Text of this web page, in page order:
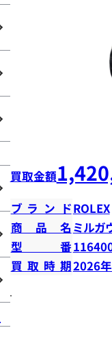
買取金額
ブランドROLEX
商品名 ミル
型番
買取時期2026